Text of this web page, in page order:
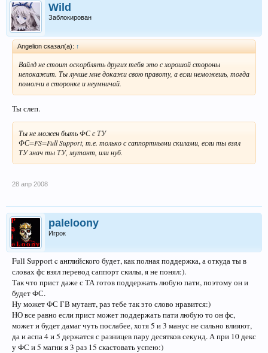
Wild
Заблокирован
Angelion сказал(а): ↑
Вайлд не стоит оскорблять других тебя это с хорошой стороны
непокажит. Ты лучше мне докажи свою правоту, а если неможешь, тогда
помолчи в сторонке и неумничай.
Ты слеп.
Ты не можен быть ФС с ТУ
ФС=FS=Full Support, т.е. только с саппортными скилами, если ты взял
ТУ знач ты ТУ, мутант, или нуб.
28 апр 2008
paleloony
Игрок
Full Support c английского будет, как полная поддержка, а откуда ты в
словах фс взял перевод саппорт скилы, я не понял:).
Так что прист даже с ТА готов поддержать любую пати, поэтому он и
будет ФС.
Ну может ФС ГВ мутант, раз тебе так это слово нравится:)
НО все равно если прист может поддержать пати любую то он фс,
может и будет дамаг чуть послабее, хотя 5 и 3 манус не сильно влияют,
да и аспа 4 и 5 держатся с разницев пару десятков секунд. А при 10 декс
у ФС и 5 магни я 3 раз 15 скастовать успею:)